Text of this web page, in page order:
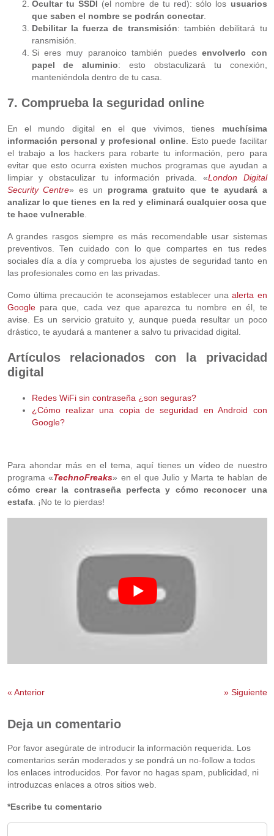
Ocultar tu SSDI (el nombre de tu red): sólo los usuarios
que saben el nombre se podrán conectar.
Debilitar la fuerza de transmisión: también debilitará tu
ransmisión.
Si eres muy paranoico también puedesenvolverlo con
papel de aluminio: esto obstaculizará tu conexión,
manteniéndola dentro de tu casa.
7. Comprueba la seguridad online
En el mundo digital en el que vivimos, tienes muchísima
información personal y profesional online. Esto puede facilitar
el trabajo a los hackers para robarte tu información, pero para
evitar que esto ocurra existen muchos programas que ayudan a
limpiar y obstaculizar tu información privada. «London Digital
Security Centre» es un programa gratuito que te ayudará a
analizar lo que tienes en la red y eliminará cualquier cosa que
te hace vulnerable.
A grandes rasgos siempre es más recomendable usar sistemas
preventivos. Ten cuidado con lo que compartes en tus redes
sociales día a día y comprueba los ajustes de seguridad tanto en
las profesionales como en las privadas.
Como última precaución te aconsejamos establecer unaalerta en
Googlepara que, cada vez que aparezca tu nombre en él, te
avise. Es un servicio gratuito y, aunque pueda resultar un poco
drástico, te ayudará a mantener a salvo tu privacidad digital.
Artículos relacionados con la privacidad
digital
Redes WiFi sin contraseña ¿son seguras?
¿Cómo realizar una copia de seguridad en Android con
Google?
Para ahondar más en el tema, aquí tienes un vídeo de nuestro
programa «TechnoFreaks» en el que Julio y Marta te hablan de
cómo crear la contraseña perfecta y cómo reconocer una
estafa. ¡No te lo pierdas!
« Anterior »Siguiente
Deja un comentario
Por favor asegúrate de introducir la información requerida. Los
comentarios serán moderados y se pondrá un no-follow a todos
los enlaces introducidos. Por favor no hagas spam, publicidad, ni
introduzcas enlaces a otros sitios web.
*Escribe tu comentario